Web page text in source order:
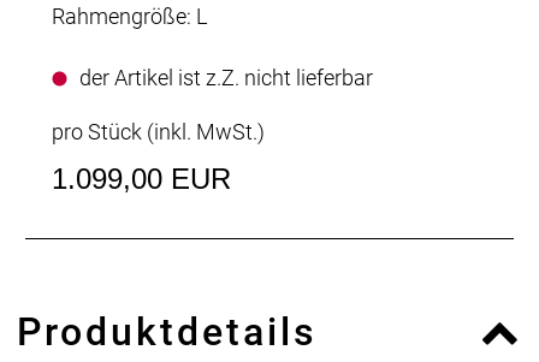
Rahmengröße: L
der Artikel ist z.Z. nicht lieferbar
pro Stück (inkl. MwSt.)
1.099,00 EUR
Produktdetails